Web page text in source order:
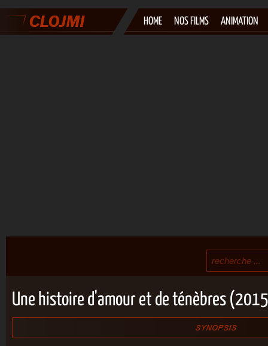
HOME NOS FILMS ANIMATION
Une histoire d'amour et de ténèbres